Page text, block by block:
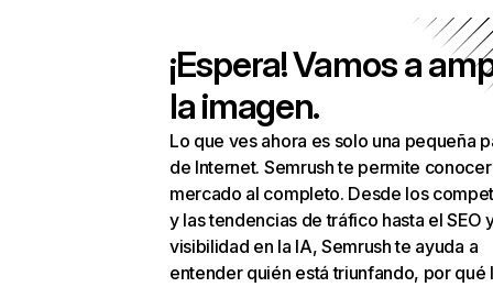
¡Espera! Vamos a
la imagen.
Lo que ves ahora es solo una pequeña
de Internet. Semrush te permite
mercado al completo. Desde los
y las tendencias de tráfico hasta el SEO
visibilidad en la IA, Semrush te ayuda a
entender quién está triunfando, por qué